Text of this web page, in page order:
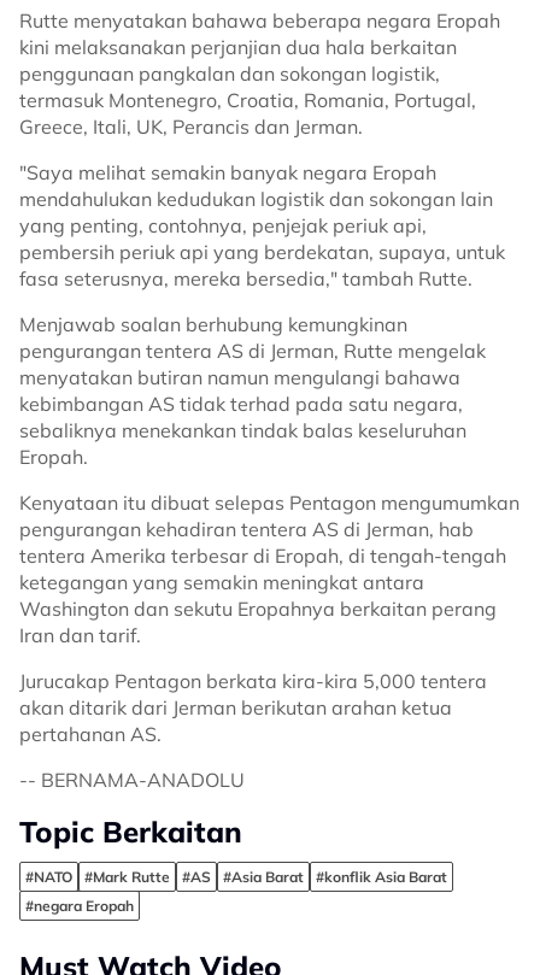
Rutte menyatakan bahawa beberapa negara Eropah
kini melaksanakan perjanjian dua hala berkaitan
penggunaan pangkalan dan sokongan logistik,
termasuk Montenegro, Croatia, Romania, Portugal,
Greece, Itali, UK, Perancis dan Jerman.
"Saya melihat semakin banyak negara Eropah
mendahulukan kedudukan logistik dan sokongan lain
yang penting, contohnya, penjejak periuk api,
pembersih periuk api yang berdekatan, supaya, untuk
fasa seterusnya, mereka bersedia," tambah Rutte.
Menjawab soalan berhubung kemungkinan
pengurangan tentera AS di Jerman, Rutte mengelak
menyatakan butiran namun mengulangi bahawa
kebimbangan AS tidak terhad pada satu negara,
sebaliknya menekankan tindak balas keseluruhan
Eropah.
Kenyataan itu dibuat selepas Pentagon mengumumkan
pengurangan kehadiran tentera AS di Jerman, hab
tentera Amerika terbesar di Eropah, di tengah-tengah
ketegangan yang semakin meningkat antara
Washington dan sekutu Eropahnya berkaitan perang
Iran dan tarif.
Jurucakap Pentagon berkata kira-kira 5,000 tentera
akan ditarik dari Jerman berikutan arahan ketua
pertahanan AS.
-- BERNAMA-ANADOLU
Topic Berkaitan
#NATO #Mark Rutte #AS #Asia Barat
#konflik Asia Barat
#negara Eropah
Must Watch Video